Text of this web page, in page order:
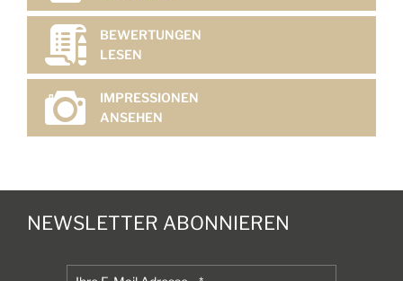
BEWERTUNGEN
LESEN
IMPRESSIONEN
ANSEHEN
NEWSLETTER ABONNIEREN